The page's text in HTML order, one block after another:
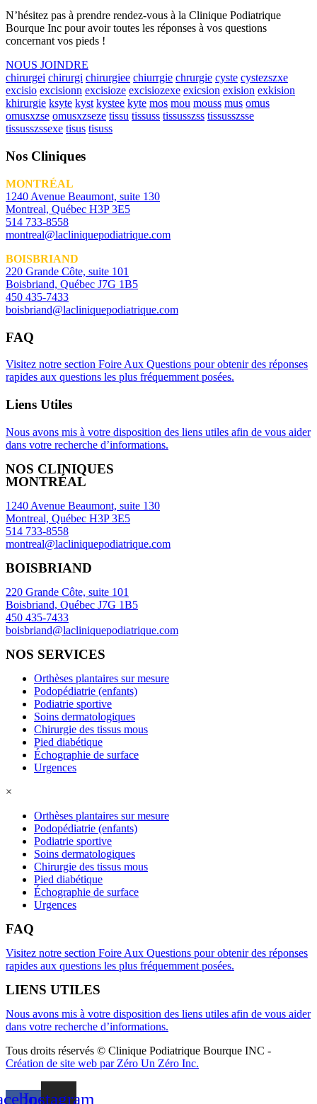
N’hésitez pas à prendre rendez-vous à la Clinique Podiatrique
Bourque Inc pour avoir toutes les réponses à vos questions
concernant vos pieds !
NOUS JOINDRE
chirurgei chirurgi chirurgiee chiurrgie chrurgie cyste cystezszxe
excisio excisionn excisioze excisiozexe exicsion exision exkision
khirurgie ksyte kyst kystee kyte mos mou mouss mus omus
omusxzse omusxzseze tissu tissuss tissusszss tissusszsse
tissusszssexe tisus tisuss
Nos Cliniques
MONTRÉAL
1240 Avenue Beaumont, suite 130
Montreal, Québec H3P 3E5
514 733-8558
montreal@lacliniquepodiatrique.com
BOISBRIAND
220 Grande Côte, suite 101
Boisbriand, Québec J7G 1B5
450 435-7433
boisbriand@lacliniquepodiatrique.com
FAQ
Visitez notre section Foire Aux Questions pour obtenir des réponses
rapides aux questions les plus fréquemment posées.
Liens Utiles
Nous avons mis à votre disposition des liens utiles afin de vous aider
dans votre recherche d’informations.
NOS CLINIQUES
MONTRÉAL
1240 Avenue Beaumont, suite 130
Montreal, Québec H3P 3E5
514 733-8558
montreal@lacliniquepodiatrique.com
BOISBRIAND
220 Grande Côte, suite 101
Boisbriand, Québec J7G 1B5
450 435-7433
boisbriand@lacliniquepodiatrique.com
NOS SERVICES
Orthèses plantaires sur mesure
Podopédiatrie (enfants)
Podiatrie sportive
Soins dermatologiques
Chirurgie des tissus mous
Pied diabétique
Échographie de surface
Urgences
×
Orthèses plantaires sur mesure
Podopédiatrie (enfants)
Podiatrie sportive
Soins dermatologiques
Chirurgie des tissus mous
Pied diabétique
Échographie de surface
Urgences
FAQ
Visitez notre section Foire Aux Questions pour obtenir des réponses
rapides aux questions les plus fréquemment posées.
LIENS UTILES
Nous avons mis à votre disposition des liens utiles afin de vous aider
dans votre recherche d’informations.
Tous droits réservés © Clinique Podiatrique Bourque INC -
Création de site web par Zéro Un Zéro Inc.
Instagram